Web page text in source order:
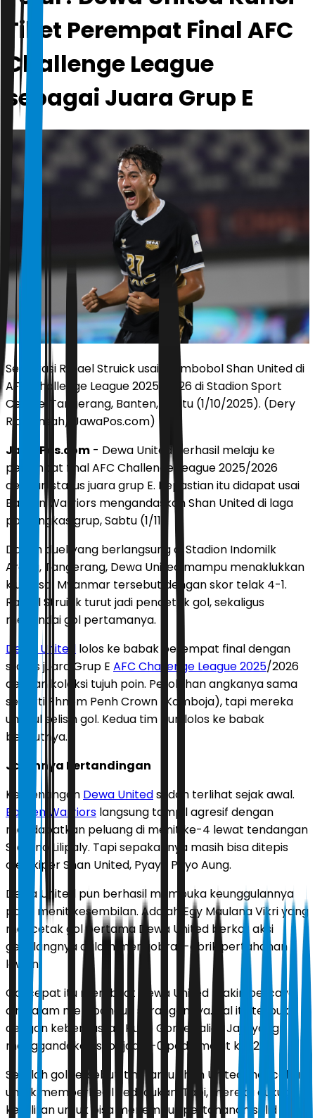
Tiket Perempat Final AFC
Challenge League
sebagai Juara Grup E
Selebrasi Rafael Struick usai membobol Shan United di
AFC Challenge League 2025-2026 di Stadion Sport
Centre, Tangerang, Banten, Sabtu (1/10/2025). (Dery
Ridwansah/ JawaPos.com)
JawaPos.com - Dewa United berhasil melaju ke
perempat final AFC Challenge League 2025/2026
dengan status juara grup E. Kepastian itu didapat usai
Banten Warriors mengandaskan Shan United di laga
pamungkas grup, Sabtu (1/11).
Dalam duel yang berlangsung di Stadion Indomilk
Arena, Tangerang, Dewa United mampu menaklukkan
klub asal Myanmar tersebut dengan skor telak 4-1.
Rafael Struick turut jadi pencetak gol, sekaligus
menandai gol pertamanya.
Dewa United lolos ke babak perempat final dengan
status juara Grup E AFC Challenge League 2025/2026
dengan koleksi tujuh poin. Perolehan angkanya sama
seperti Phnom Penh Crown (Kamboja), tapi mereka
unggul selisih gol. Kedua tim pun lolos ke babak
berikutnya.
Jalannya Pertandingan
Kemenangan Dewa Unitedsudah terlihat sejak awal.
Banten Warriors langsung tampil agresif dengan
mendapatkan peluang di menit ke-4 lewat tendangan
Stefano Lilipaly. Tapi sepakannya masih bisa ditepis
oleh kiper Shan United, Pyaye Phyo Aung.
Dewa United pun berhasil membuka keunggulannya
pada menit kesembilan. Adalah Egy Maulana Vikri yang
mencetak gol pertama Dewa United berkat aksi
gemilangnya dalam mengobrak-abrik pertahanan
lawan.
Gol cepat itu membuat Dewa United makin percaya
diri dalam membangun serangannya. Hal itu terbukti
dengan keberhasilan Hugo Gomes alias Jaja yang
menggandakan skor jadi 2-0 pada menit ke-20.
Setelah gol tersebut, tim tamu Shan United mencoba
untuk memperkecil kedudukan. Tapi, mereka cukup
kesulitan untuk bisa menembus pertahanan solid yang